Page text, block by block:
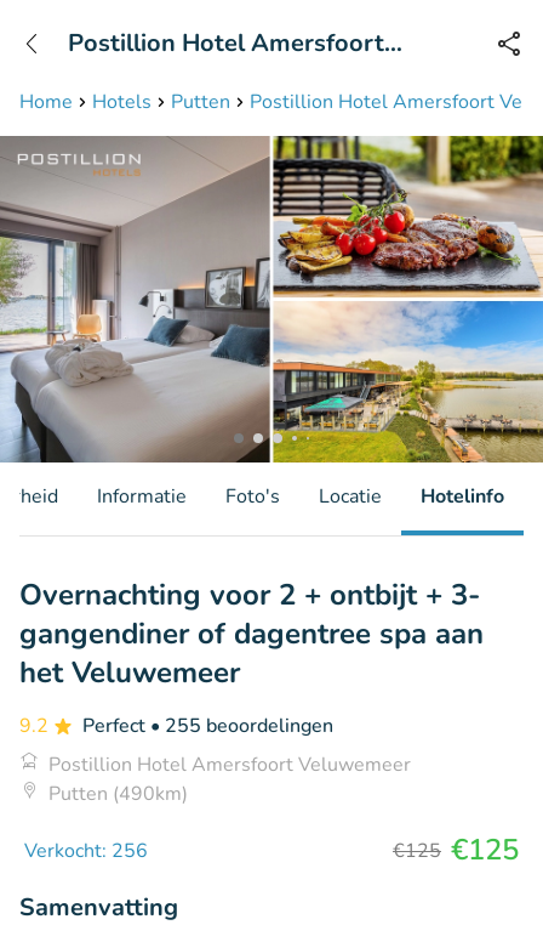
Bereikbaar tot 23:00 uur
Home Hotels Putten Postillion Hotel Amersfoort
Postillion Hotel Amersfoort
Informatie Foto's Locatie Hotelinfo
Overnachting voor 2 + ontbijt + 3-
gangendiner of dagentree spa aan
het Veluwemeer
9.2 Perfect • 255 beoordelingen
Postillion Hotel Amersfoort Veluwemeer
Putten (490km)
Verkocht: 256 €125 €125
Samenvatting